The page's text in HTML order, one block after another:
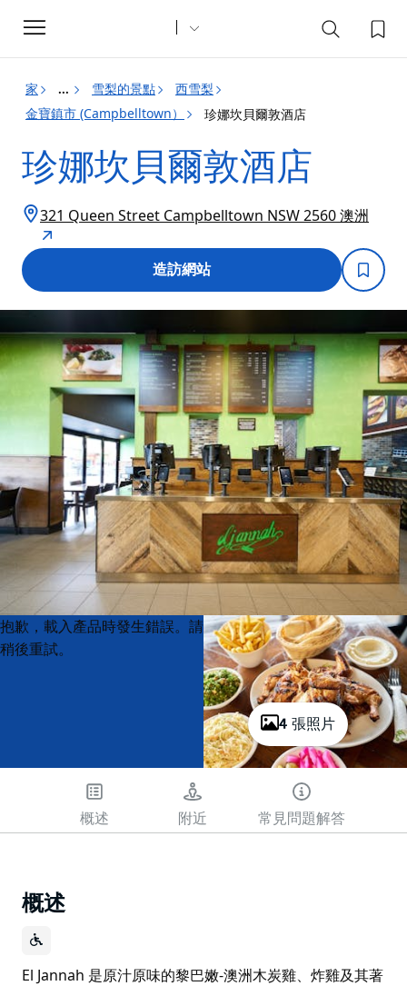
Toggle
navigation
家 ... 雪梨的景點
西雪梨
金寶鎮市 (Campbelltown）
珍娜坎貝爾敦酒店
珍娜坎貝爾敦酒店
321 Queen Street Campbelltown NSW 2560 澳洲
造訪網站
4 張照片
Product
List
Product
List
抱歉，載入產品時發生錯誤。請
稍後重試。
概述 附近 常見問題解答
概述
El Jannah 是原汁原味的黎巴嫩-澳洲木炭雞、炸雞及其著